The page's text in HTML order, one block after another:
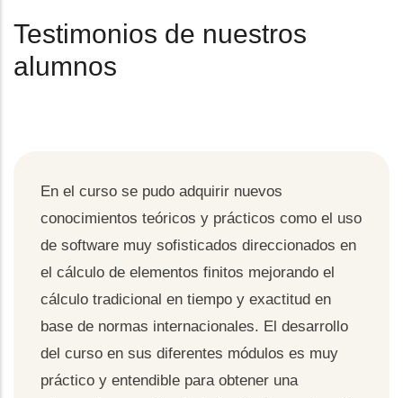
Testimonios de nuestros
alumnos
En el curso se pudo adquirir nuevos
conocimientos teóricos y prácticos como el uso
de software muy sofisticados direccionados en
el cálculo de elementos finitos mejorando el
cálculo tradicional en tiempo y exactitud en
base de normas internacionales. El desarrollo
del curso en sus diferentes módulos es muy
práctico y entendible para obtener una